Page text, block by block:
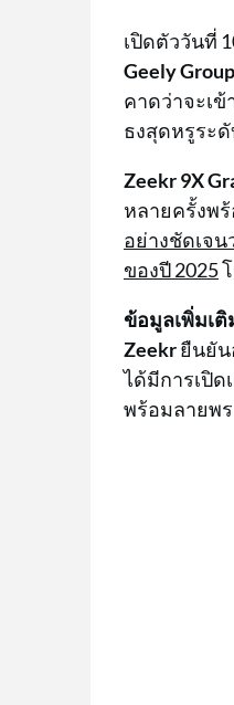
เปิดตัววันที่
Geely Group
คาดว่าจะเข้
ธงสุดหรูระดั
Zeekr 9X
หลายครั้งพ
อย่างชัดเจ
ของปี 2025
ข้อมูลเพิ่มเติ
Zeekrยืนยัน
ได้มีการเปิ
พร้อมลายพร